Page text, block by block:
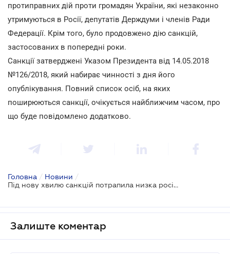
протиправних дій проти громадян України, які незаконно
утримуються в Росії, депутатів Держдуми і членів Ради
Федерації. Крім того, було продовжено дію санкцій,
застосованих в попередні роки.
Санкції затверджені Указом Президента від 14.05.2018
№126/2018, який набирає чинності з дня його
опублікування. Повний список осіб, на яких
поширюються санкції, очікується найближчим часом, про
що буде повідомлено додатково.
Головна / Новини /
Під нову хвилю санкцій потрапила низка російських компаній-джерел інформаційної та кіберагресії проти України
Залиште коментар